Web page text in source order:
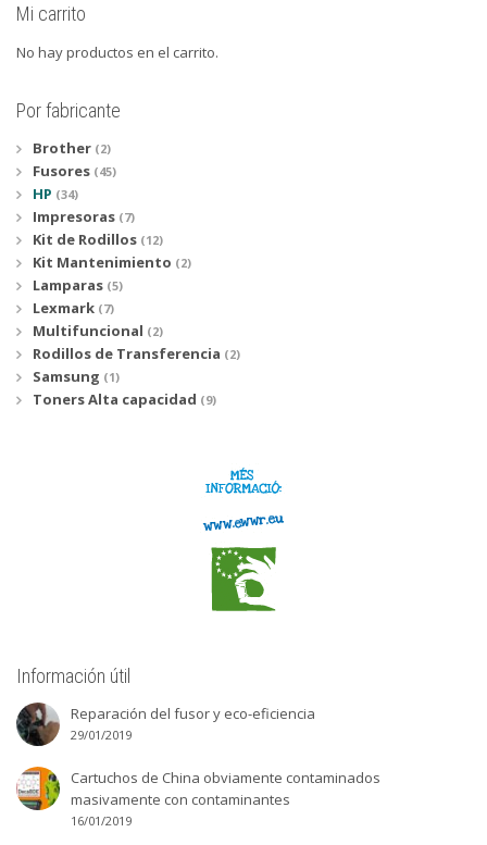
Mi carrito
No hay productos en el carrito.
Por fabricante
Brother (2)
Fusores (45)
HP (34)
Impresoras (7)
Kit de Rodillos (12)
Kit Mantenimiento (2)
Lamparas (5)
Lexmark (7)
Multifuncional (2)
Rodillos de Transferencia (2)
Samsung (1)
Toners Alta capacidad (9)
Información útil
Reparación del fusor y eco-eficiencia
29/01/2019
Cartuchos de China obviamente contaminados
masivamente con contaminantes
16/01/2019